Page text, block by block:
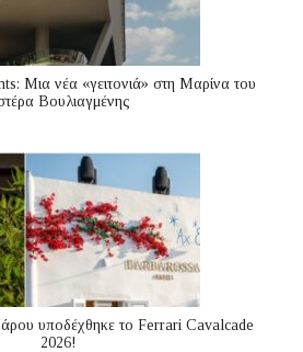
Μια νέα «γειτονιά» στη Μαρίνα του
Βουλιαγμένης
υποδέχθηκε το Ferrari Cavalcade
2026!